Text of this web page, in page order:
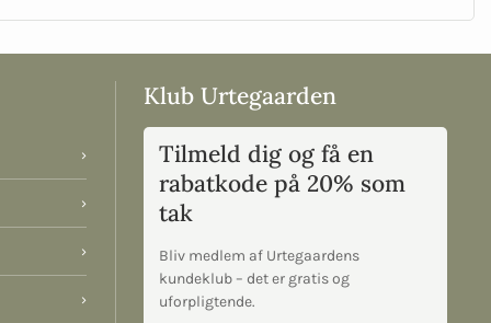
›
›
›
›
Klub Urtegaarden
Tilmeld dig og få en
rabatkode på 20% som
tak
Bliv medlem af Urtegaardens
kundeklub – det er gratis og
uforpligtende.